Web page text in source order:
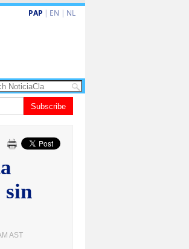
PAP | EN | NL
cay den caso di e-steps
Subscribe
sin
AST